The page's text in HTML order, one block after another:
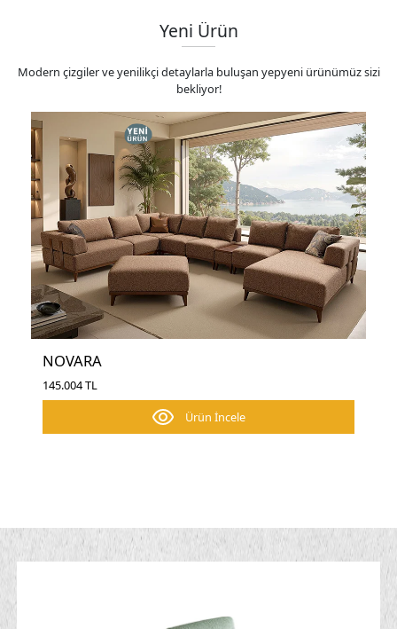
Yeni Ürün
Modern çizgiler ve yenilikçi detaylarla buluşan yepyeni ürünümüz sizi
bekliyor!
NOVARA
145.004 TL
Ürün İncele